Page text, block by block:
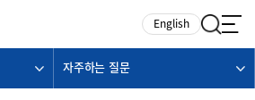
English
자주하는 질문